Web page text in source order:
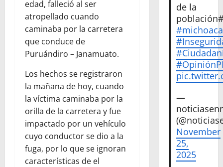
edad, falleció al ser
atropellado cuando
caminaba por la carretera
que conduce de
Puruándiro – Janamuato.
Los hechos se registraron
la mañana de hoy, cuando
la víctima caminaba por la
orilla de la carretera y fue
impactado por un vehículo
cuyo conductor se dio a la
fuga, por lo que se ignoran
características de el
de la
—
November
25,
2025